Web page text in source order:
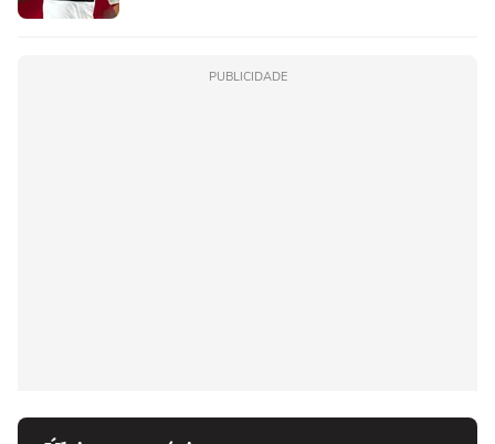
PUBLICIDADE